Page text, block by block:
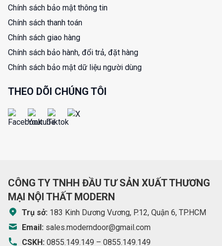
Chính sách bảo mật thông tin
Chính sách thanh toán
Chính sách giao hàng
Chính sách bảo hành, đổi trả, đặt hàng
Chính sách bảo mật dữ liệu người dùng
THEO DÕI CHÚNG TÔI
CÔNG TY TNHH ĐẦU TƯ SẢN XUẤT THƯƠNG
MẠI NỘI THẤT MODERN
Trụ sở: 183 Kinh Dương Vương, P.12, Quận 6, TP.HCM
Email: sales.moderndoor@gmail.com
CSKH: 0855.149.149 – 0855.149.149